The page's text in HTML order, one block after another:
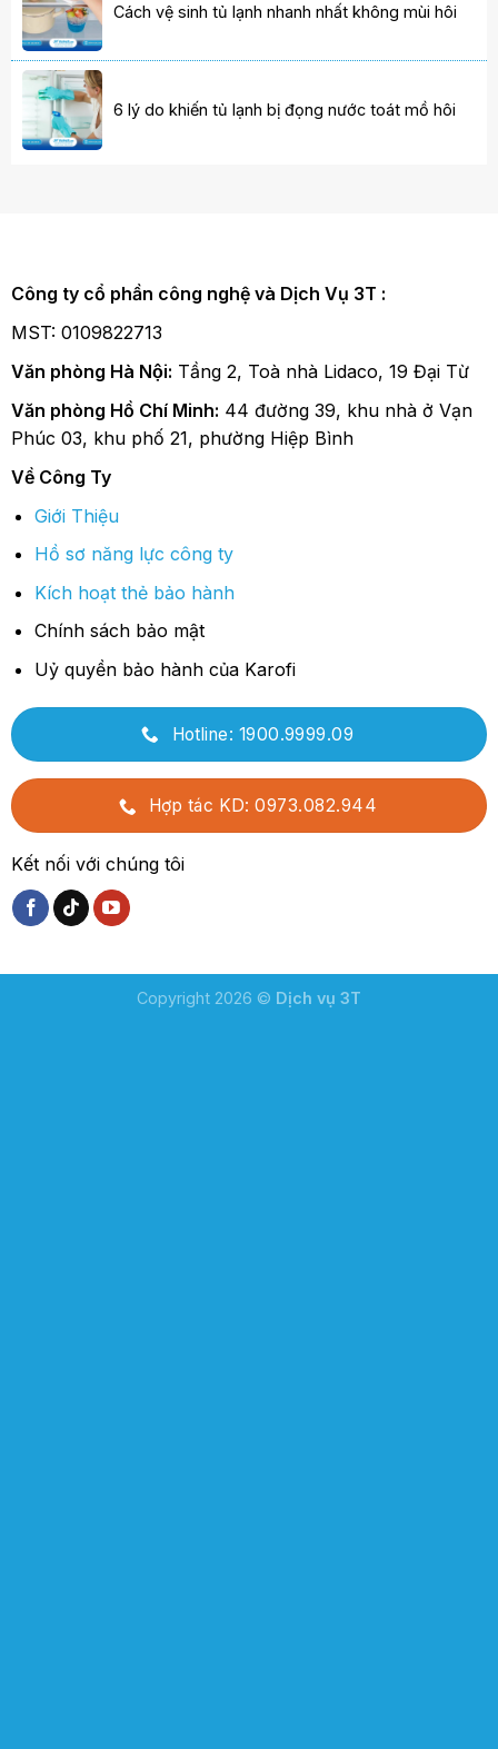
Cách vệ sinh tủ lạnh nhanh nhất không mùi hôi
6 lý do khiến tủ lạnh bị đọng nước toát mồ hôi
Công ty cổ phần công nghệ và Dịch Vụ 3T :
MST: 0109822713
Văn phòng Hà Nội: Tầng 2, Toà nhà Lidaco, 19 Đại Từ
Văn phòng Hồ Chí Minh: 44 đường 39, khu nhà ở Vạn
Phúc 03, khu phố 21, phường Hiệp Bình
Về Công Ty
Giới Thiệu
Hồ sơ năng lực công ty
Kích hoạt thẻ bảo hành
Chính sách bảo mật
Uỷ quyền bảo hành của Karofi
Hotline: 1900.9999.09
Hợp tác KD: 0973.082.944
Kết nối với chúng tôi
Copyright 2026 © Dịch vụ 3T